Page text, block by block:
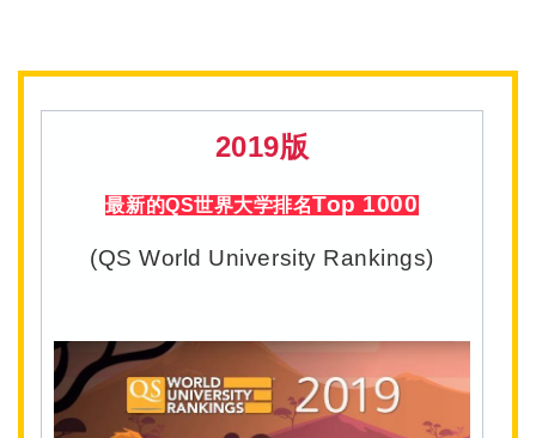
2019版
最新的QS世界大学排名Top 1000
(QS World University Rankings)